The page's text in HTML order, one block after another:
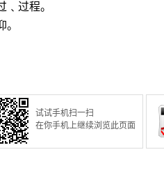
﹑过程。
试试手机扫一扫
在你手机上继续浏览此页面